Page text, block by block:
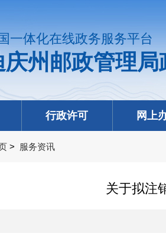
一体化在线政务服务平台
庆州邮政管理
行政许可 网上
> 服务资讯
关于拟注